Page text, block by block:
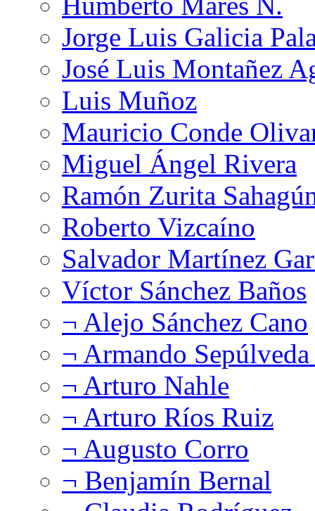
Jorge Luis Galicia
José Luis Montañez
Luis Muñoz
Mauricio Conde
Miguel Ángel Rivera
Ramón Zurita
Roberto Vizcaíno
Salvador Martínez
Víctor Sánchez Baños
¬ Alejo Sánchez Cano
¬ Armando
¬ Arturo Nahle
¬ Arturo Ríos Ruiz
¬ Augusto Corro
¬ Benjamín Bernal